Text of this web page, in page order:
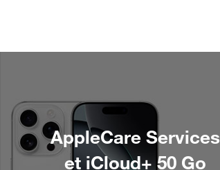
AppleCare Services
et iCloud+ 50 Go